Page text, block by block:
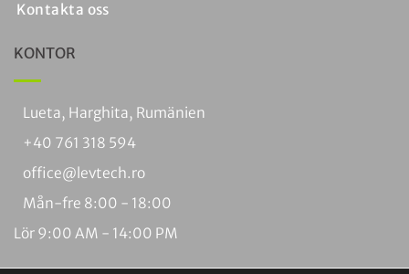
Kontakta oss
KONTOR
Lueta, Harghita, Rumänien
+40 761 318 594
office@levtech.ro
Mån-fre 8:00 - 18:00
Lör 9:00 AM - 14:00 PM